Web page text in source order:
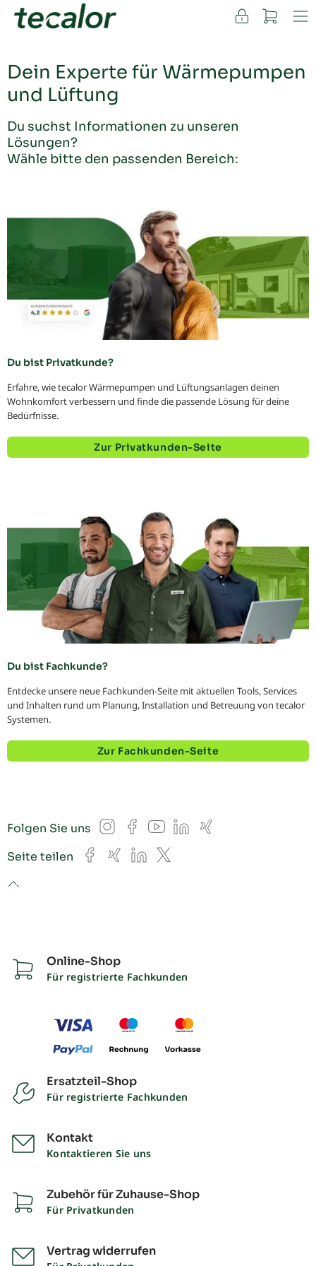
FACHKUNDEN
Dein Experte für Wärmepumpen
und Lüftung
Du suchst Informationen zu unseren
Lösungen?
Wähle bitte den passenden Bereich:
Du bist Privatkunde?
Erfahre, wie tecalor Wärmepumpen und Lüftungsanlagen deinen
Wohnkomfort verbessern und finde die passende Lösung für deine
Bedürfnisse.
Zur Privatkunden-Seite
Du bist Fachkunde?
Entdecke unsere neue Fachkunden-Seite mit aktuellen Tools, Services
und Inhalten rund um Planung, Installation und Betreuung von tecalor
Systemen.
Zur Fachkunden-Seite
Folgen Sie uns Instagram
Facebook
YouTube
LinkedIn
Xing
Seite teilen Facebook
XingLinkedIn
X
to top
Online-Shop
Für registrierte Fachkunden
Ersatzteil-Shop
Für registrierte Fachkunden
Kontakt
Kontaktieren Sie uns
Zubehör für Zuhause-Shop
Für Privatkunden
Vertrag widerrufen